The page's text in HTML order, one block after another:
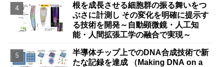
根を成長させる細胞群の振る舞いをつ
ぶさに計測し その変化を明確に提示す
る技術を開発～自動顕微鏡・人工知
能・人間拡張工学の融合で実現～
半導体チップ上でのDNA合成技術で新
たな記録を達成 （Making DNA on a